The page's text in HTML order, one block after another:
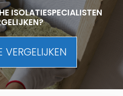
ISOLATIESPECIALISTEN
VERGELIJKEN